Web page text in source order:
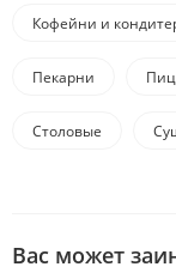
Кофейни и
Пекарни
Столовые
Вас может